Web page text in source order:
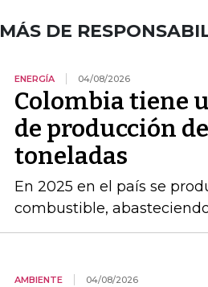
MÁS DE
ENERGÍA 04/08/2026
Colombia tiene
de producción
toneladas
En 2025 en el país se
combustible,
AMBIENTE 04/08/2026